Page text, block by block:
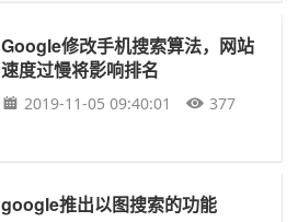
Google修改手机搜索算法，网站
速度过慢将影响排名
2019-11-05 09:40:01 377
google推出以图搜索的功能